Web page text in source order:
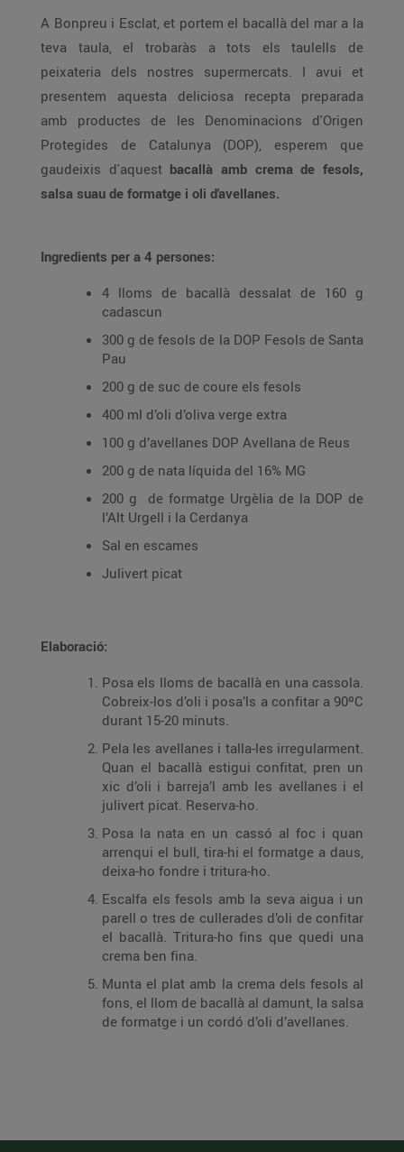
A Bonpreu i Esclat, et portem el bacallà del mar a la
teva taula, el trobaràs a tots els taulells de
peixateria dels nostres supermercats. I avui et
presentem aquesta deliciosa recepta preparada
amb productes de les Denominacions d'Origen
Protegides de Catalunya (DOP), esperem que
gaudeixis d'aquest bacallà amb crema de fesols,
salsa suau de formatge i oli d'avellanes.
Ingredients per a 4 persones:
4 lloms de bacallà dessalat de 160 g
cadascun
300 g de fesols de la DOP Fesols de Santa
Pau
200 g de suc de coure els fesols
400 ml d’oli d’oliva verge extra
100 g d’avellanes DOP Avellana de Reus
200 g de nata líquida del 16% MG
200 g de formatge Urgèlia de la DOP de
l’Alt Urgell i la Cerdanya
Sal en escames
Julivert picat
Elaboració:
Posa els lloms de bacallà en una cassola.
Cobreix-los d’oli i posa’ls a confitar a 90ºC
durant 15-20 minuts.
Pela les avellanes i talla-les irregularment.
Quan el bacallà estigui confitat, pren un
xic d’oli i barreja’l amb les avellanes i el
julivert picat. Reserva-ho.
Posa la nata en un cassó al foc i quan
arrenqui el bull, tira-hi el formatge a daus,
deixa-ho fondre i tritura-ho.
Escalfa els fesols amb la seva aigua i un
parell o tres de cullerades d’oli de confitar
el bacallà. Tritura-ho fins que quedi una
crema ben fina.
Munta el plat amb la crema dels fesols al
fons, el llom de bacallà al damunt, la salsa
de formatge i un cordó d’oli d’avellanes.